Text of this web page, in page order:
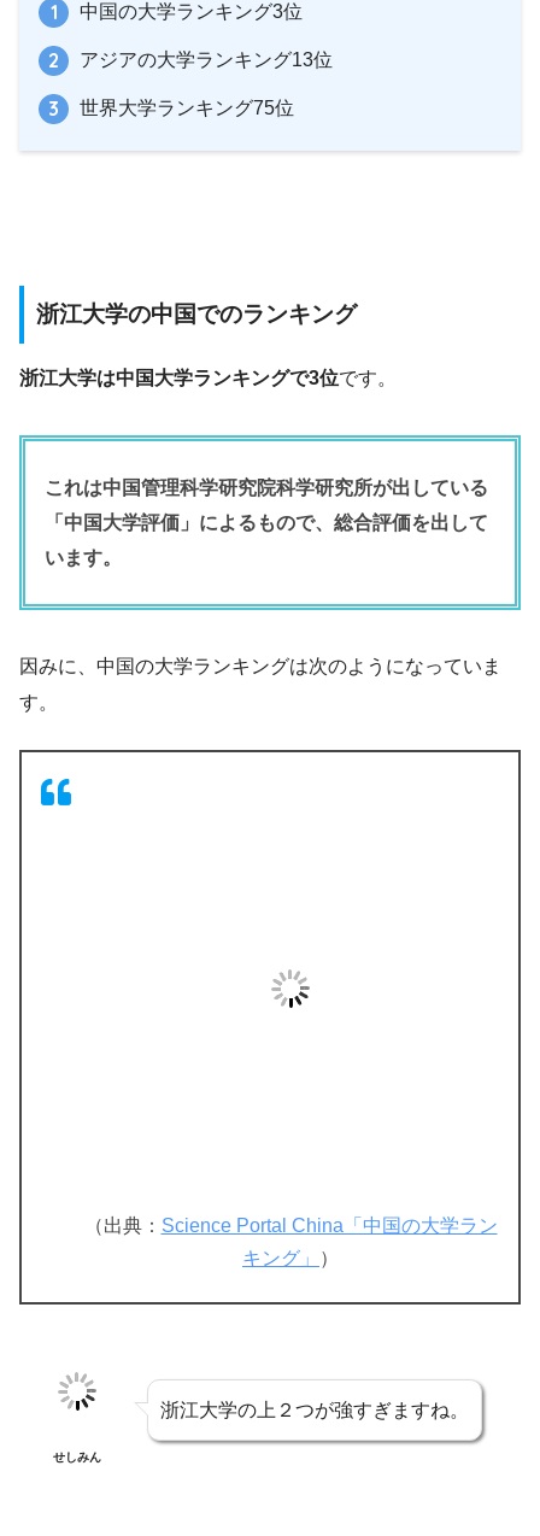
中国の大学ランキング3位
アジアの大学ランキング13位
世界大学ランキング75位
浙江大学の中国でのランキング
浙江大学は中国大学ランキングで3位です。
これは中国管理科学研究院科学研究所が出している
「中国大学評価」によるもので、総合評価を出して
います。
因みに、中国の大学ランキングは次のようになっていま
す。
（出典： Science Portal China「中国の大学ラン
キング」
）
せしみん
浙江大学の上２つが強すぎますね。